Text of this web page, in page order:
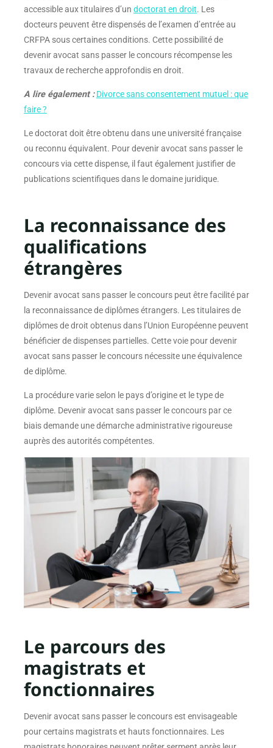
accessible aux titulaires d’un doctorat en droit. Les
docteurs peuvent être dispensés de l’examen d’entrée au
CRFPA sous certaines conditions. Cette possibilité de
devenir avocat sans passer le concours récompense les
travaux de recherche approfondis en droit.
A lire également : Divorce sans consentement mutuel : que
faire ?
Le doctorat doit être obtenu dans une université française
ou reconnu équivalent. Pour devenir avocat sans passer le
concours via cette dispense, il faut également justifier de
publications scientifiques dans le domaine juridique.
La reconnaissance des
qualifications
étrangères
Devenir avocat sans passer le concours peut être facilité par
la reconnaissance de diplômes étrangers. Les titulaires de
diplômes de droit obtenus dans l’Union Européenne peuvent
bénéficier de dispenses partielles. Cette voie pour devenir
avocat sans passer le concours nécessite une équivalence
de diplôme.
La procédure varie selon le pays d’origine et le type de
diplôme. Devenir avocat sans passer le concours par ce
biais demande une démarche administrative rigoureuse
auprès des autorités compétentes.
Le parcours des
magistrats et
fonctionnaires
Devenir avocat sans passer le concours est envisageable
pour certains magistrats et hauts fonctionnaires. Les